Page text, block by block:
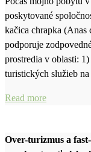
poskytované
kačica chrapka (Anas
podporuje
prostredia v oblasti:
turistických služieb
Read more
Over-turizmus a